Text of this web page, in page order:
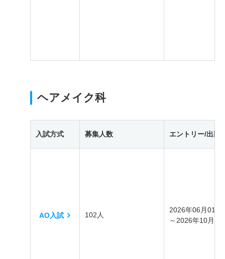
ヘアメイク科
入試方式 募集人数 エントリー/出願
AO入試 102人
2026年06月01日
～2026年10月31